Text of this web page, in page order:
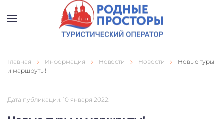
Перейти к содержимому
Главная Информация Новости Новости
Новые туры
и маршруты!
Дата публикации: 10 января 2022.